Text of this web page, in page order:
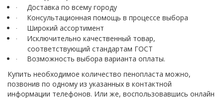
· Доставка по всему городу
· Консультационная помощь в процессе выбора
· Широкий ассортимент
·
Исключительно качественный товар,
соответствующий стандартам ГОСТ
·
Возможность выбора варианта оплаты.
Купить необходимое количество пенопласта можно,
позвонив по одному из указанных в контактной
информации телефонов. Или же, воспользовавшись онлайн